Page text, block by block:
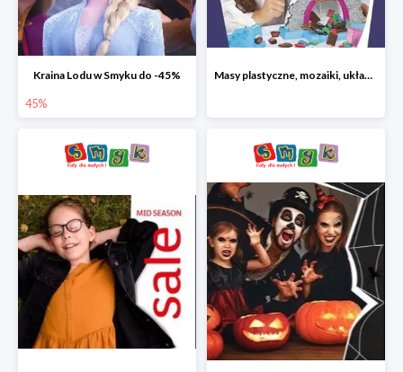
Kraina Lodu w Smyku do -45%
45%
Masy plastyczne, mozaiki, układanki do -45%